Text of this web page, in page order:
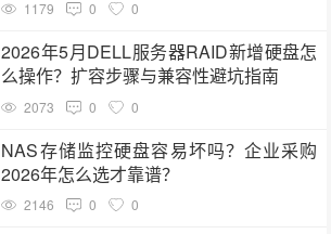
1179 0 0
2026年5月DELL服务器RAID新增硬盘怎
么操作？扩容步骤与兼容性避坑指南
2073 0 0
NAS存储监控硬盘容易坏吗？企业采购
2026年怎么选才靠谱？
2146 0 0